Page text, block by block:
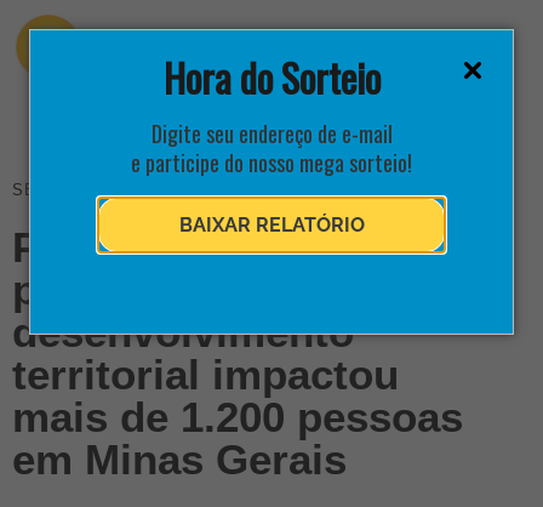
Hora do Sorteio
Digite seu endereço de e-mail
e participe do nosso mega sorteio!
BAIXAR RELATÓRIO
SEMENTE & VALE APRESENTAM
Projeto Horizonte:
programa de
desenvolvimento
territorial impactou
mais de 1.200 pessoas
em Minas Gerais